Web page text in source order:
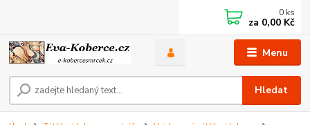
Menu
Hledat
0 ks
za 0,00 Kč